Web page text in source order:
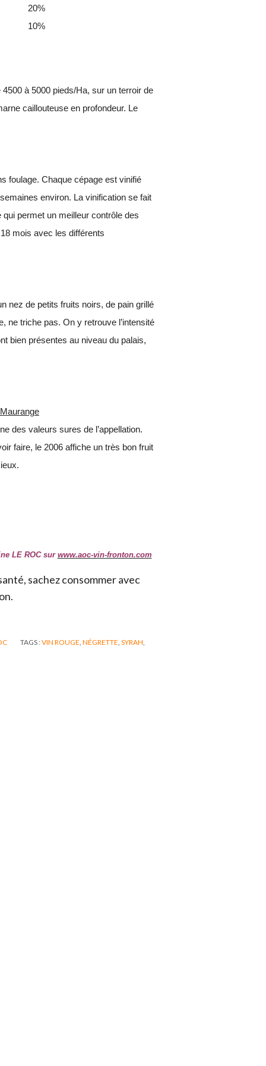
20%
10%
à 5000 pieds/Ha, sur un terroir de
caillouteuse en profondeur. Le
foulage. Chaque cépage est vinifié
environ. La vinification se fait
permet un meilleur contrôle des
mois avec les différents
nez de petits fruits noirs, de pain grillé
ne triche pas. On y retrouve l’intensité
bien présentes au niveau du palais,
des valeurs sures de l’appellation.
faire, le 2006 affiche un très bon fruit
LE ROC sur www.aoc-vin-fronton.com
sachez consommer avec
TAGS :VIN ROUGE, NÉGRETTE, SYRAH,